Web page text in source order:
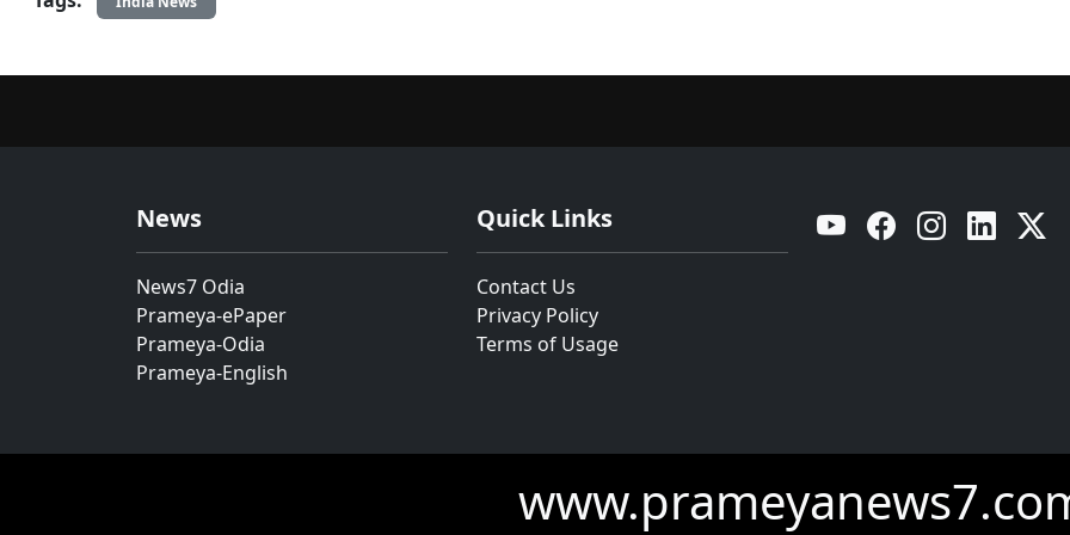
News
News7 Odia
Prameya-ePaper
Prameya-Odia
Prameya-English
Quick Links
Contact Us
Privacy Policy
Terms of Usage
YouTube Facebook Instagram